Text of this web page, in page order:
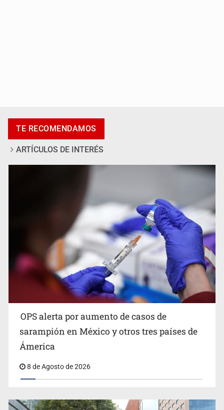
exabogado de Trump, como fiscal general
Fallece Jorge Messi, padre del astro argentino
boleto a los Juegos Olímpicos
TE RECOMENDAMOS
ARTÍCULOS DE INTERÉS
OPS alerta por aumento de casos de
sarampión en México y otros tres países de
Ámerica
8 de Agosto de 2026